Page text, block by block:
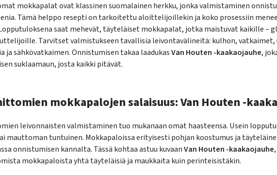
mokkapalat ovat klassinen suomalainen herkku, jonka valmistaminen
Tämä helppo resepti on tarkoitettu aloittelijoillekin ja koko prosessiin menee
saat mehevät, täyteläiset mokkapalat, jotka maistuvat kaikille –
Tarvitset valmistukseen tavallisia leivontavälineitä: kulhon, vatkaimet,
ja sähkövatkaimen. Onnistumisen takaa laadukasVan Houten -kaakaojauhe,
suklaamaun, josta kaikki pitävät.
mokkapalojen salaisuus: Van Houten -
leivonnaisten valmistaminen tuo mukanaan omat haasteensa. Usein
mauttoman tuntuinen. Mokkapaloissa erityisesti pohjan koostumus ja
onnistumisen kannalta. Tässä kohtaa astuu kuvaanVan Houten -kaakaojauhe
mokkapaloista yhtä täyteläisiä ja maukkaita kuin perinteisistäkin.